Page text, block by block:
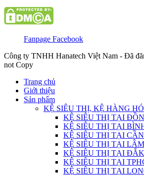
Fanpage Facebook
Công ty TNHH Hanatech Việt Nam - Đã
not Copy
Trang chủ
Giới thiệu
Sản phẩm
KỆ SIÊU THỊ, KỆ HÀNG
KỆ SIÊU THỊ TẠI
KỆ SIÊU THỊ TẠI
KỆ SIÊU THỊ TẠI
KỆ SIÊU THỊ TẠI
KỆ SIÊU THỊ TẠI
KỆ SIÊU THỊ TẠI
KỆ SIÊU THỊ TẠI